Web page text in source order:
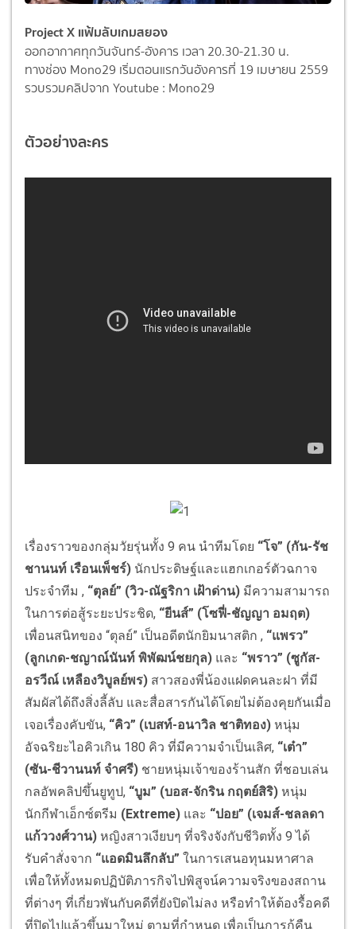
Project X แฟ้มลับเกมสยอง
ออกอากาศทุกวันจันทร์-อังคาร เวลา 20.30-21.30 น.
ทางช่อง Mono29 เริ่มตอนแรกวันอังคารที่ 19 เมษายน 2559
รวบรวมคลิปจาก Youtube : Mono29
ตัวอย่างละคร
เรื่องราวของกลุ่มวัยรุ่นทั้ง 9 คน นำทีมโดย “โจ” (กัน-รัช
ชานนท์ เรือนเพ็ชร์) นักประดิษฐ์และแฮกเกอร์ตัวฉกาจ
ประจำทีม , “ตุลย์” (วิว-ณัฐริกา เฝ้าด่าน) มีความสามารถ
ในการต่อสู้ระยะประชิด, “ยีนส์” (โซฟี่-ชัญญา อมฤต)
เพื่อนสนิทของ “ตุลย์” เป็นอดีตนักยิมนาสติก , “แพรว”
(ลูกเกด-ชญาณ์นันท์ พิพัฒน์ชยกุล) และ “พราว” (ซูกัส-
อรวีณ์ เหลืองวิบูลย์พร) สาวสองพี่น้องแฝดคนละฝา ที่มี
สัมผัสได้ถึงสิ่งลี้ลับ และสื่อสารกันได้โดยไม่ต้องคุยกันเมื่อ
เจอเรื่องคับขัน, “คิว” (เบสท์-อนาวิล ชาติทอง) หนุ่ม
อัจฉริยะไอคิวเกิน 180 คิว ที่มีความจำเป็นเลิศ, “เต๋า”
(ซัน-ชีวานนท์ จำศรี) ชายหนุ่มเจ้าของร้านสัก ที่ชอบเล่น
กลอัพคลิปขึ้นยูทูป, “บูม” (บอส-จักริน กฤตย์สิริ) หนุ่ม
นักกีฬาเอ็กซ์ตรีม (Extreme) และ “ปอย” (เจมส์-ชลลดา
แก้ววงศ์วาน) หญิงสาวเงียบๆ ที่จริงจังกับชีวิตทั้ง 9 ได้
รับคำสั่งจาก “แอดมินลึกลับ” ในการเสนอทุนมหาศาล
เพื่อให้ทั้งหมดปฏิบัติภารกิจไปพิสูจน์ความจริงของสถาน
ที่ต่างๆ ที่เกี่ยวพันกับคดีที่ยังปิดไม่ลง หรือทำให้ต้องรื้อคดี
ที่ปิดไปแล้วขึ้นมาใหม่ ตามที่กำหนด เพื่อเป็นการกู้คืน